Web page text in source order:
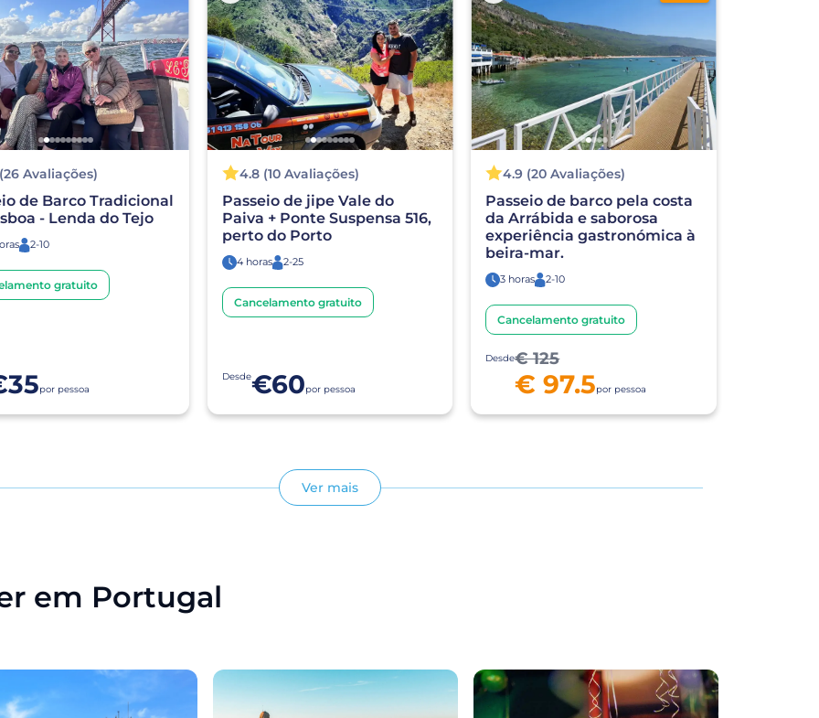
Avaliações)
de Barco Tradicional
- Lenda do Tejo
2-10
gratuito
por pessoa
4.8 (10 Avaliações)
Passeio de jipe Vale do
Paiva + Ponte Suspensa 516,
perto do Porto
4 horas 2-25
Cancelamento gratuito
Desde€60por pessoa
4.9 (20 Avaliações)
Passeio de barco pela costa
da Arrábida e saborosa
experiência gastronómica à
beira-mar.
3 horas 2-10
Cancelamento gratuito
Desde€ 125
€ 97.5por pessoa
Ver mais
em Portugal